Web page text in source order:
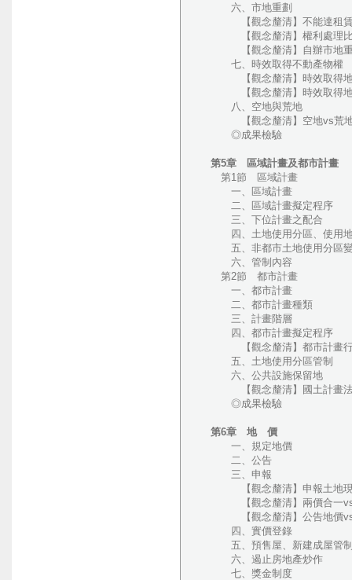
六、市地重劃
【觀念釐清】不能達租賃
【觀念釐清】權利處理
【觀念釐清】自辦市地重
七、時效取得不動產物權
【觀念釐清】時效取得地
【觀念釐清】時效取得地上
八、空地與荒地
【觀念釐清】空地vs荒
◎成果檢驗
第5章 區域計畫及都市計畫
第1節 區域計畫
一、區域計畫
二、區域計畫擬定程序
三、下位計畫之配合
四、土地使用分區、使用
五、非都市土地使用分區變
六、管制內容
第2節 都市計畫
一、都市計畫
二、都市計畫種類
三、計畫階層
四、都市計畫擬定程序
【觀念釐清】都市計畫行政
五、土地使用分區管制
六、公共設施保留地
【觀念釐清】國土計畫法
◎成果檢驗
第6章 地 價
一、規定地價
二、公告
三、申報
【觀念釐清】申報土地現
【觀念釐清】兩價合一vs
【觀念釐清】公告地價vs
四、實價登錄
五、預售屋、新建成屋管
六、遏止房地產炒作
七、獎金制度